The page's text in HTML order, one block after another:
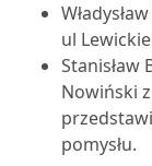
ul
Stanisław
Nowiński
pomysłu.